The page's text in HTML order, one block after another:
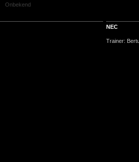
Onbekend
NEC
Trainer: